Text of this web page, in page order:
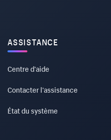
ASSISTANCE
Centre d'aide
Contacter l'assistance
État du système